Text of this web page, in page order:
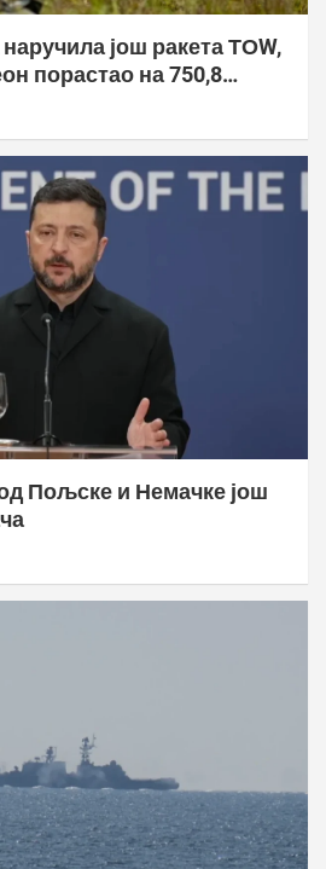
још ракета ТОW,
порастао на 750,8
Пољске и Немачке још